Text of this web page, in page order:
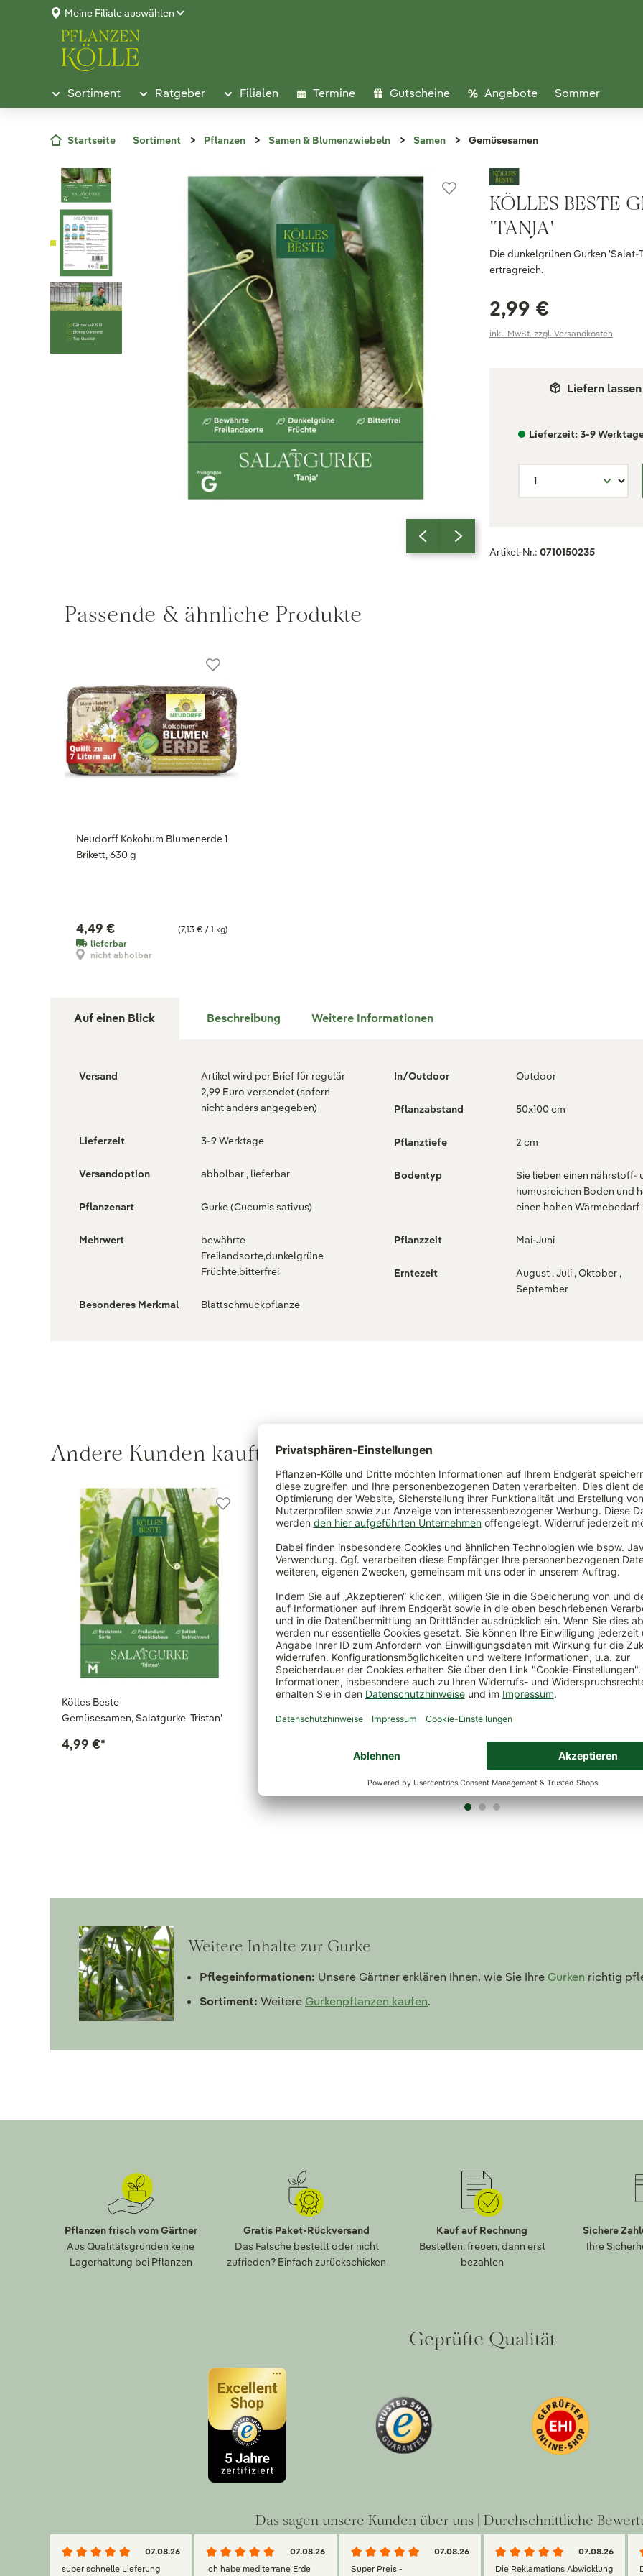
Meine Filiale auswählen
Sortiment Ratgeber Filialen Termine Gutscheine Angebote Sommer
Startseite Sortiment Pflanzen Samen & Blumenzwiebeln Samen Gemüsesamen
KÖLLES BESTE
'TANJA'
Die dunkelgrünen Gurken
ertragreich.
2,99 €
inkl. MwSt. zzgl. Versandkosten
Liefern lassen
Lieferzeit: 3-9
Artikel-Nr.: 0710150235
Passende & ähnliche Produkte
Neudorff Kokohum Blumenerde 1
Brikett, 630 g
(7,13 € / 1 kg)
4,49 €
lieferbar
nicht abholbar
Auf einen Blick Beschreibung Weitere Informationen
Versand
Artikel wird per Brief für regulär
2,99 Euro versendet (sofern
nicht anders angegeben)
Lieferzeit 3-9 Werktage
Versandoption abholbar , lieferbar
Pflanzenart Gurke (Cucumis sativus)
Mehrwert
bewährte
Freilandsorte,dunkelgrüne
Früchte,bitterfrei
Besonderes Merkmal Blattschmuckpflanze
In/Outdoor Outdoor
Pflanzabstand 50x100 cm
Pflanztiefe 2 cm
Bodentyp
Sie lieben einen nährstoff-
humusreichen Boden und
einen hohen Wärmebedarf
Pflanzzeit Mai-Juni
Erntezeit
August , Juli , Oktober ,
September
Andere Kunden kauften auch
Kölles Beste
Gemüsesamen, Salatgurke 'Tristan'
4,99 €*
Gemüsesamen, Tomate 'Rapunzel',
rot, 4 Stück
Kölles Beste Gemüsesamen
Winterheckenzwiebel
1,99 €*
Weitere Inhalte zur Gurke
Pflegeinformationen: Unsere Gärtner erklären Ihnen, wie Sie Ihre Gurken richtig
Sortiment: Weitere Gurkenpflanzen kaufen.
Pflanzen frisch vom Gärtner
Aus Qualitätsgründen keine
Lagerhaltung bei Pflanzen
Gratis Paket-Rückversand
Das Falsche bestellt oder nicht
zufrieden? Einfach zurückschicken
Kauf auf Rechnung
Bestellen, freuen, dann erst
bezahlen
Sichere
Ihre
Geprüfte Qualität
Das sagen unsere Kunden über uns | Durchschnittliche
07.08.26
super schnelle Lieferung
07.08.26
Ich habe mediterrane Erde
07.08.26
Super Preis -
07.08.26
Die Reklamations Abwicklung